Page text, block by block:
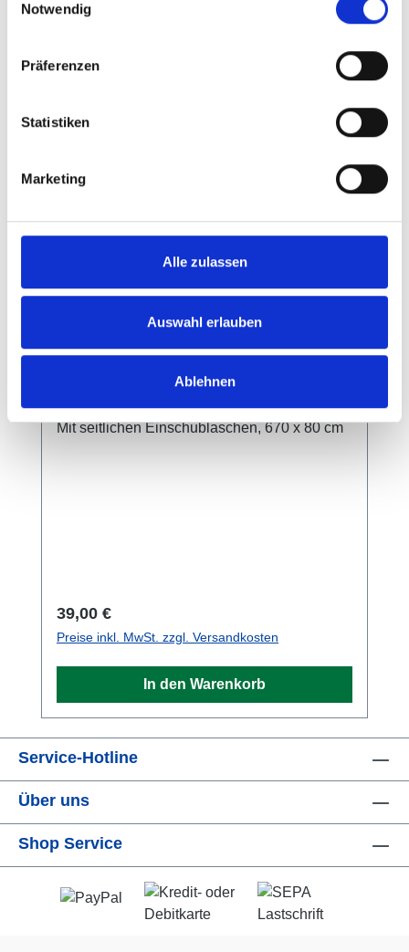
Notwendig
Präferenzen
Statistiken
Marketing
Alle zulassen
Auswahl erlauben
Ablehnen
Produktgalerie überspringen
Accessory Items
Pickleball Netzanlage Ersatznetz
Mit seitlichen Einschublaschen, 670 x 80 cm
Regulärer Preis:
39,00 €
Preise inkl. MwSt. zzgl. Versandkosten
In den Warenkorb
Service-Hotline
Über uns
Shop Service